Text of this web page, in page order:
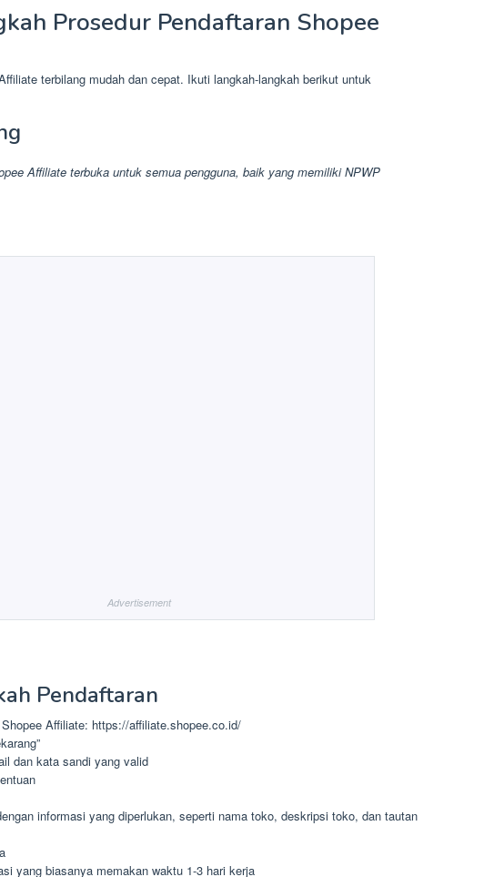
Prosedur Pendaftaran Shopee
terbilang mudah dan cepat. Ikuti langkah-langkah berikut untuk
Affiliate terbuka untuk semua pengguna, baik yang memiliki NPWP
Advertisement
Pendaftaran
Affiliate: https://affiliate.shopee.co.id/
dan kata sandi yang valid
informasi yang diperlukan, seperti nama toko, deskripsi toko, dan tautan
yang biasanya memakan waktu 1-3 hari kerja